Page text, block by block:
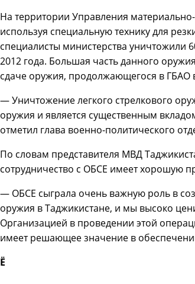
На территории Управления
используя специальную технику для
специалисты министерства уничтожили
2012 года. Большая часть данного
сдаче оружия, продолжающегося в ГБАО
— Уничтожение легкого стрелкового
оружия и является существенным
отметил глава военно-политического
По словам представителя МВД
сотрудничество с ОБСЕ имеет хорошую
— ОБСЕ сыграла очень важную роль в
оружия в Таджикистане, и мы высоко
Организацией в проведении этой
имеет решающее значение в
Ё